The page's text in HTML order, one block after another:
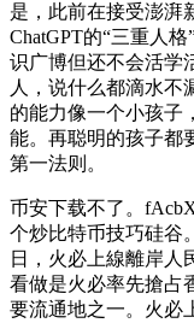
是，此前在接受澎湃
ChatGPT的“三重人
识广博但还不会活学
人，说什么都滴水不
的能力像一个小孩子
能。再聪明的孩子都
第一法则。
币安下载不了。
个炒比特币技巧硅谷
日，火必上線離岸人
看做是火必率先搶占
要流通地之一。火必